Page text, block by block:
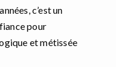
c’est un
pour
et métissée